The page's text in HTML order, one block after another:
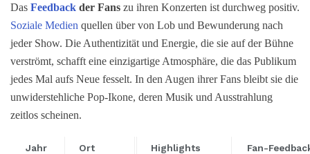
Das Feedback der Fans zu ihren Konzerten ist durchweg positiv.
Soziale Medien quellen über von Lob und Bewunderung nach
jeder Show. Die Authentizität und Energie, die sie auf der Bühne
verströmt, schafft eine einzigartige Atmosphäre, die das Publikum
jedes Mal aufs Neue fesselt. In den Augen ihrer Fans bleibt sie die
unwiderstehliche Pop-Ikone, deren Musik und Ausstrahlung
zeitlos scheinen.
Jahr Ort Highlights Fan-